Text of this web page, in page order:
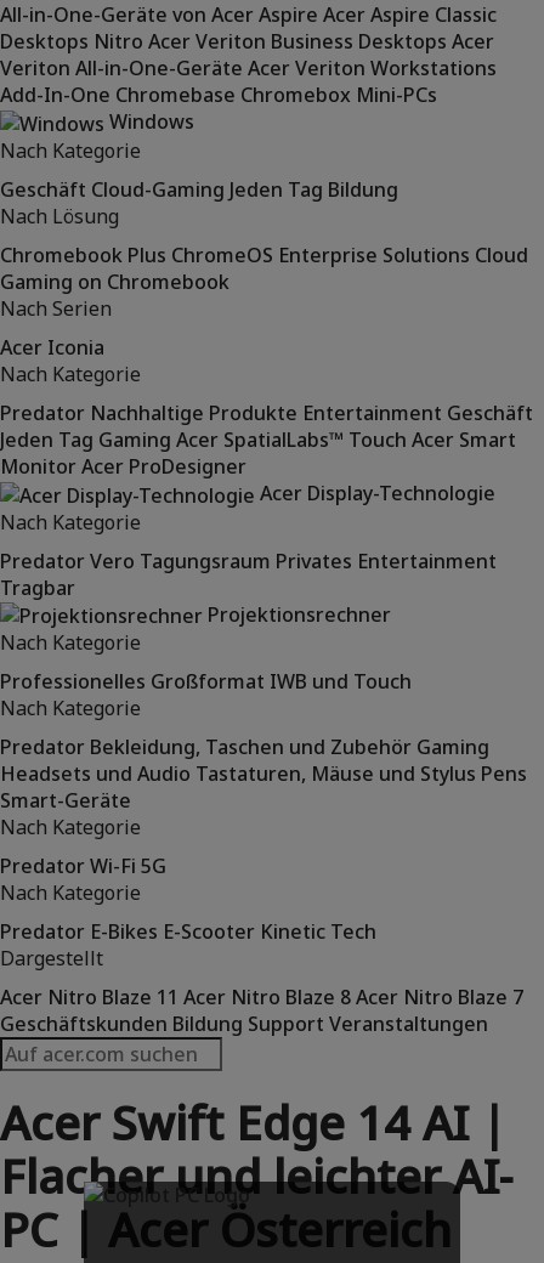
All-in-One-Geräte von Acer Aspire Acer Aspire Classic
Desktops Nitro Acer Veriton Business Desktops Acer
Veriton All-in-One-Geräte Acer Veriton Workstations
Add-In-One Chromebase Chromebox Mini-PCs
Windows
Nach Kategorie
Geschäft Cloud-Gaming Jeden Tag Bildung
Nach Lösung
Chromebook Plus ChromeOS Enterprise Solutions Cloud
Gaming on Chromebook
Nach Serien
Acer Iconia
Nach Kategorie
Predator Nachhaltige Produkte Entertainment Geschäft
Jeden Tag Gaming Acer SpatialLabs™ Touch Acer Smart
Monitor Acer ProDesigner
Acer Display-Technologie
Nach Kategorie
Predator Vero Tagungsraum Privates Entertainment
Tragbar
Projektionsrechner
Nach Kategorie
Professionelles Großformat IWB und Touch
Nach Kategorie
Predator Bekleidung, Taschen und Zubehör Gaming
Headsets und Audio Tastaturen, Mäuse und Stylus Pens
Smart-Geräte
Nach Kategorie
Predator Wi-Fi 5G
Nach Kategorie
Predator E-Bikes E-Scooter Kinetic Tech
Dargestellt
Acer Nitro Blaze 11 Acer Nitro Blaze 8Acer Nitro Blaze 7
Geschäftskunden Bildung Support Veranstaltungen
Acer Swift Edge 14 AI |
Flacher und leichter AI-
PC | Acer Österreich